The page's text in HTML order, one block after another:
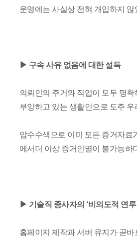
운영에는 사실상 전혀 개입하지
▶ 구속 사유 없음에 대한 설득
의뢰인의 주거와 직업이 모두 명확
부양하고 있는 생활인으로 도주 우
압수수색으로 이미 모든 증거자료
에서더 이상 증거인멸이 불가능하
▶ 기술직 종사자의 ‘비의도적 연루
홈페이지 제작과 서버 유지가 곧